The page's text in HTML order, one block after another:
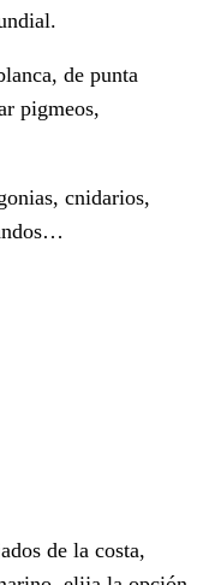
de punta
pigmeos,
cnidarios,
de la costa,